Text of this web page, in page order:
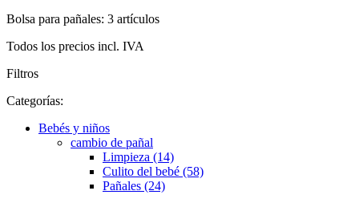
Bolsa para pañales: 3 artículos
Todos los precios incl. IVA
Filtros
Categorías:
Bebés y niños
cambio de pañal
Limpieza (14)
Culito del bebé (58)
Pañales (24)